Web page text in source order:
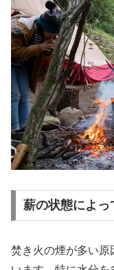
薪の状態によっ
焚き火の煙が多い原